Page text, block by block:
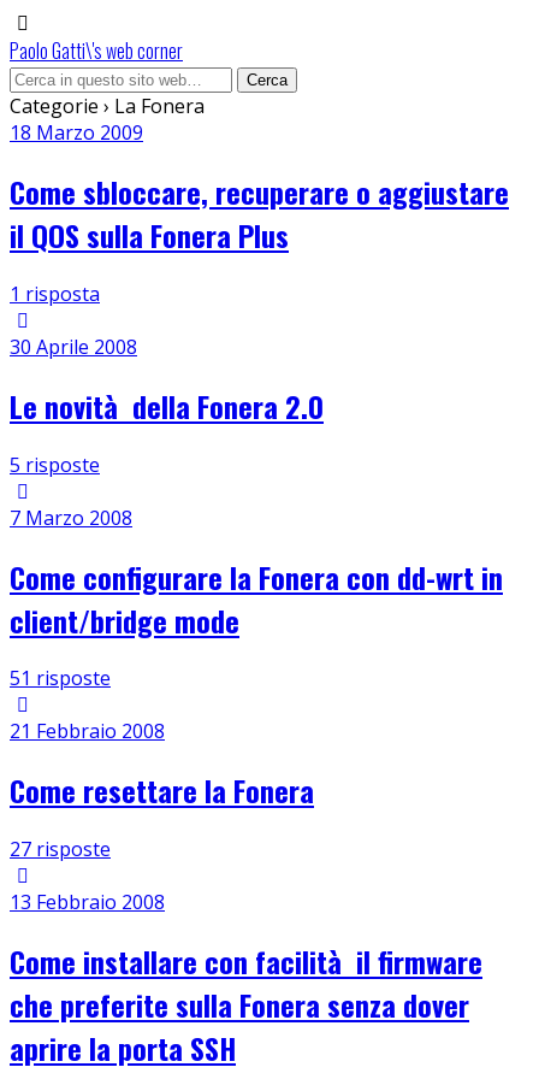
Paolo Gatti\'s web corner
Categorie › La Fonera
18 Marzo 2009
Come sbloccare, recuperare o aggiustare
il QOS sulla Fonera Plus
1 risposta
30 Aprile 2008
Le novità della Fonera 2.0
5 risposte
7 Marzo 2008
Come configurare la Fonera con dd-wrt in
client/bridge mode
51 risposte
21 Febbraio 2008
Come resettare la Fonera
27 risposte
13 Febbraio 2008
Come installare con facilità il firmware
che preferite sulla Fonera senza dover
aprire la porta SSH